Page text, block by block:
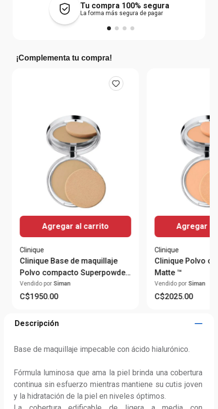
Tu compra 100% segura
La forma más segura de pagar
¡Complementa tu compra!
Agregar al carrito
Clinique
Clinique Base de maquillaje
Polvo compacto Superpowder
Double Face ™
Vendido por Siman
C$1950.00
Agregar
Clinique
Clinique Polvo
Matte ™
Vendido por Siman
C$2025.00
Descripción
Base de maquillaje impecable con ácido hialurónico.
Fórmula luminosa que ama la piel brinda una cobertura
continua sin esfuerzo mientras mantiene su cutis joven
y la hidratación de la piel en niveles óptimos.